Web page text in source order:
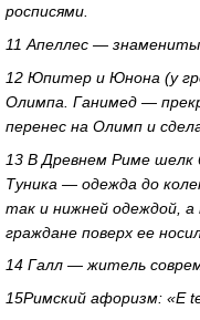
росписями.
11 Апеллес —
12 Юпитер и Юнона (у
Олимпа. Ганимед —
перенес на Олимп и
13 В Древнем Риме шелк
Туника — одежда до
так и нижней одеждой,
граждане поверх ее
14 Галл — житель
15Римский афоризм: «E